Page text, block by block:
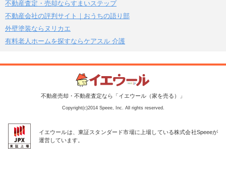
不動産査定・売却ならすまいステップ
不動産会社の評判サイト｜おうちの語り部
外壁塗装ならヌリカエ
有料老人ホームを探すならケアスル 介護
不動産売却・不動産査定なら「イエウール（家を売る）」
Copyright(c)2014 Speee, Inc. All rights reserved.
イエウールは、東証スタンダード市場に上場している株式会社Speeeが
運営しています。